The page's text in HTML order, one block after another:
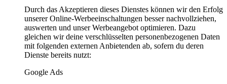
Durch das Akzeptieren dieses Dienstes können wir den Erfolg
unserer Online-Werbeeinschaltungen besser nachvollziehen,
auswerten und unser Werbeangebot optimieren. Dazu
gleichen wir deine verschlüsselten personenbezogenen Daten
mit folgenden externen Anbietenden ab, sofern du deren
Dienste bereits nutzt:
Google Ads